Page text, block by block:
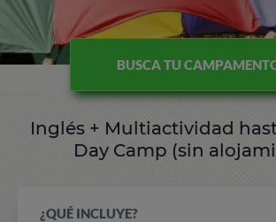
BUSCA TU
Inglés + Multiactividad
Day Camp (sin
¿QUÉ INCLUYE?